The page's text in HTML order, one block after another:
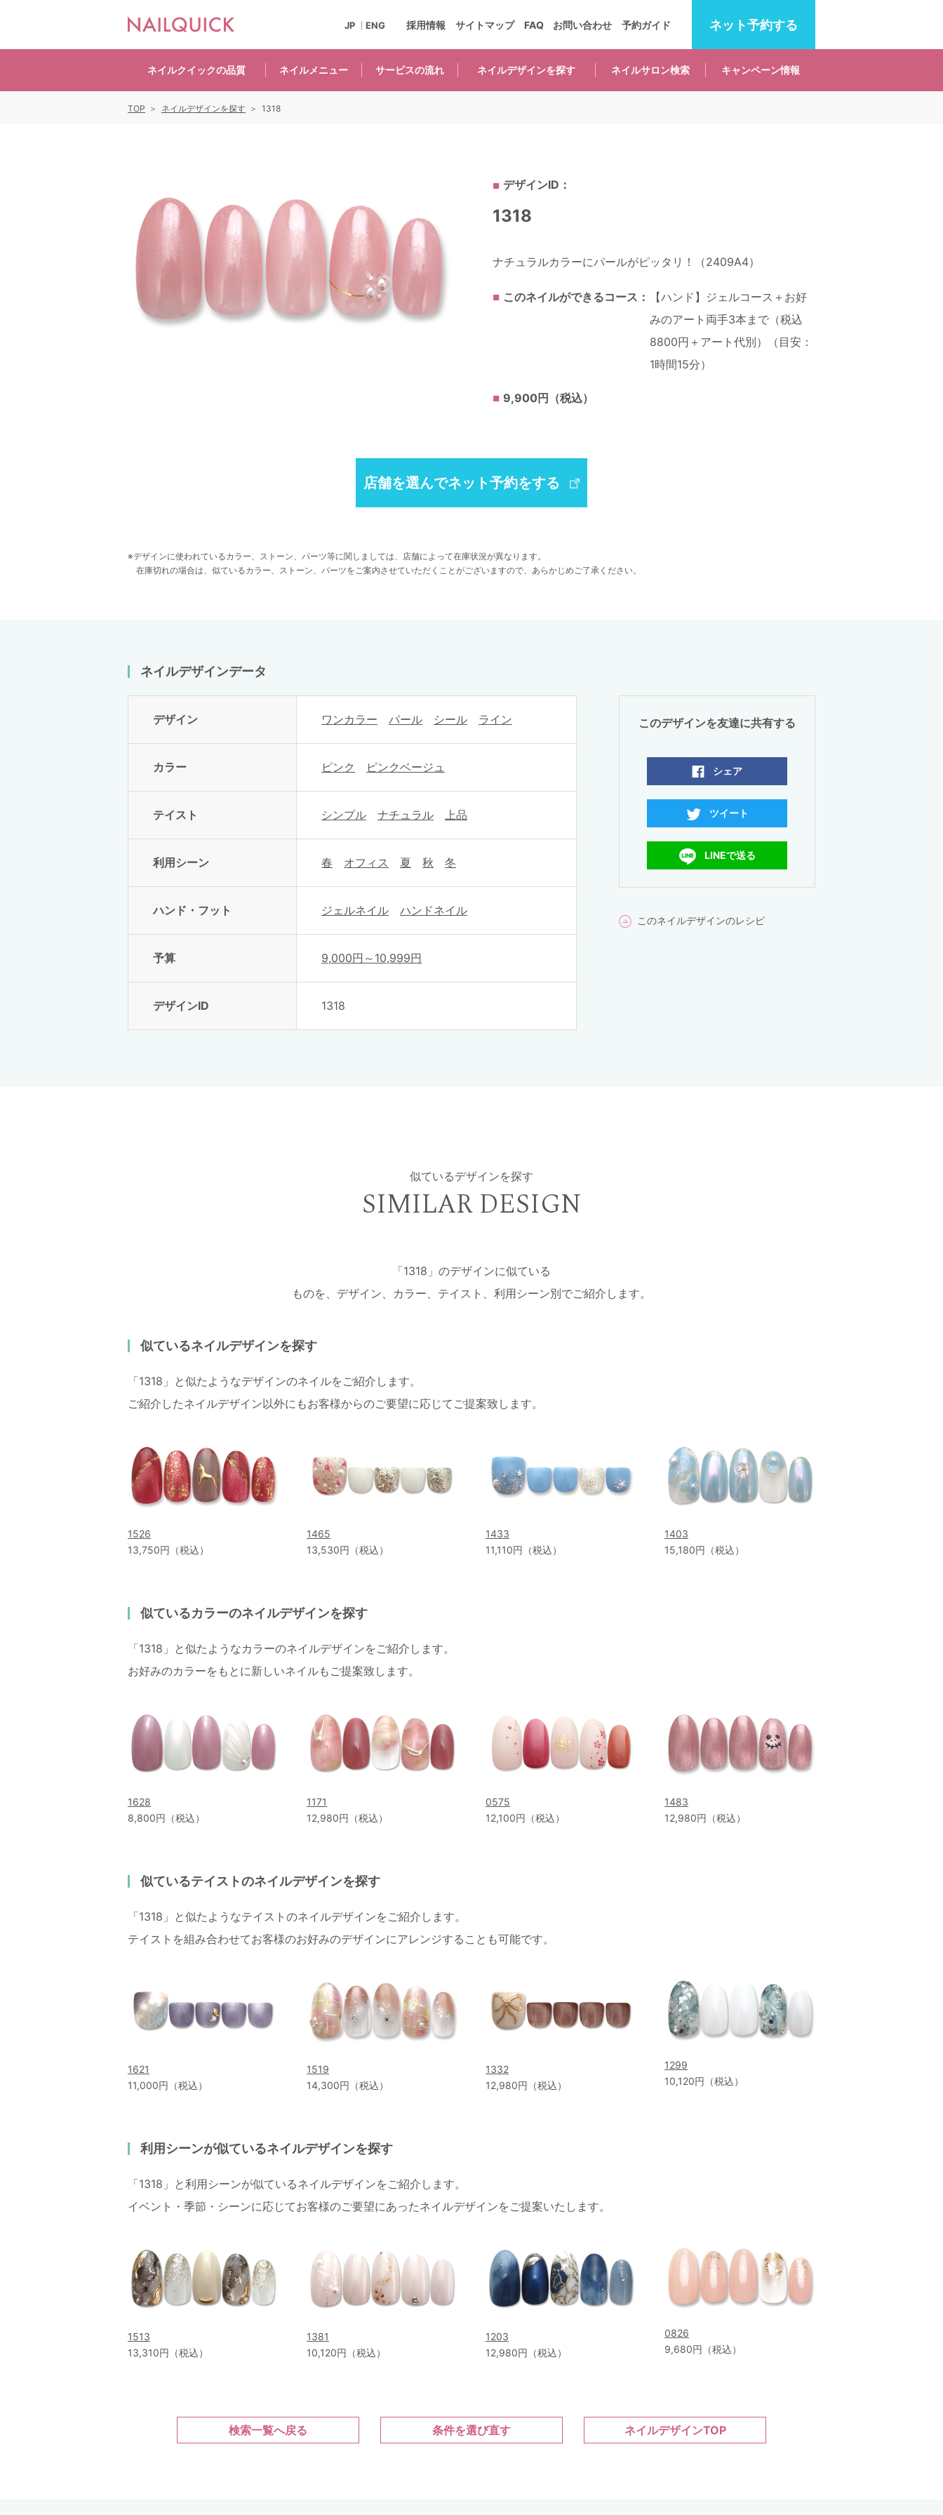
ネット予約する
ネイルクイックの品質 ネイルメニュー サービスの流れ ネイルデザインを探す ネイルサロン検索 キャンペーン情報
採用情報 サイトマップ FAQ お問い合わせ 予約ガイド
JP ENG
デザインID：
1318
ナチュラルカラーにパールがピッタリ！（2409A4）
このネイルができるコース：
【ハンド】ジェルコース＋お好
みのアート両手3本まで（税込
8800円＋アート代別）（目安：
1時間15分）
9,900円（税込）
店舗を選んでネット予約をする
デザインに使われているカラー、ストーン、パーツ等に関しましては、店舗によって在庫状況が異なります。
在庫切れの場合は、似ているカラー、ストーン、パーツをご案内させていただくことがございますので、あらかじめご了承ください。
ネイルデザインデータ
デザイン ワンカラー パール シール ライン
カラー ピンク ピンクベージュ
テイスト シンプル ナチュラル 上品
利用シーン 春 オフィス 夏 秋 冬
ハンド・フット ジェルネイル ハンドネイル
予算 9,000円～10,999円
デザインID 1318
このデザインを友達に共有する
シェア
ツイート
LINEで送る
このネイルデザインのレシピ
似ているデザインを探す
SIMILAR DESIGN
「1318」のデザインに似ている
ものを、デザイン、カラー、テイスト、利用シーン別でご紹介します。
似ているネイルデザインを探す
「1318」と似たようなデザインのネイルをご紹介します。
ご紹介したネイルデザイン以外にもお客様からのご要望に応じてご提案致します。
1526
13,750円（税込）
1465
13,530円（税込）
1433
11,110円（税込）
1403
15,180円（税込）
似ているカラーのネイルデザインを探す
「1318」と似たようなカラーのネイルデザインをご紹介します。
お好みのカラーをもとに新しいネイルもご提案致します。
1628
8,800円（税込）
1171
12,980円（税込）
0575
12,100円（税込）
1483
12,980円（税込）
似ているテイストのネイルデザインを探す
「1318」と似たようなテイストのネイルデザインをご紹介します。
テイストを組み合わせてお客様のお好みのデザインにアレンジすることも可能です。
1621
11,000円（税込）
1519
14,300円（税込）
1332
12,980円（税込）
1299
10,120円（税込）
利用シーンが似ているネイルデザインを探す
「1318」と利用シーンが似ているネイルデザインをご紹介します。
イベント・季節・シーンに応じてお客様のご要望にあったネイルデザインをご提案いたします。
1513
13,310円（税込）
1381
10,120円（税込）
1203
12,980円（税込）
0826
9,680円（税込）
検索一覧へ戻る 条件を選び直す ネイルデザインTOP
TOP ネイルデザインを探す 1318